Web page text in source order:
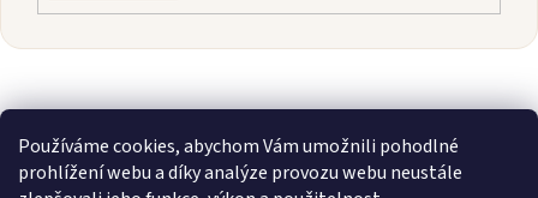
Používáme cookies, abychom Vám umožnili pohodlné
prohlížení webu a díky analýze provozu webu neustále